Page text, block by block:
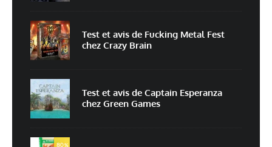
E-mail* Site web
Enregistrer mon nom, mon e-mail et mon site dans le navigateur pour
mon prochain commentaire.
Prévenez-moi de tous les nouveaux commentaires par e-mail.
Test et avis de Fucking Metal Fest
chez Crazy Brain
Test et avis de Captain Esperanza
chez Green Games
80%